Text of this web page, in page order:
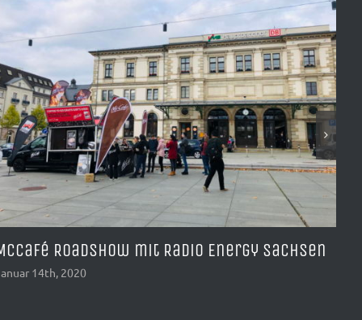
TM 703 Promotion Mobil
27th, 2019